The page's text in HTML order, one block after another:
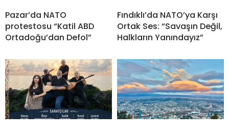
Pazar’da NATO
protestosu “Katil ABD
Ortadoğu’dan Defol”
Fındıklı’da NATO’ya Karşı
Ortak Ses: “Savaşın Değil,
Halkların Yanındayız”